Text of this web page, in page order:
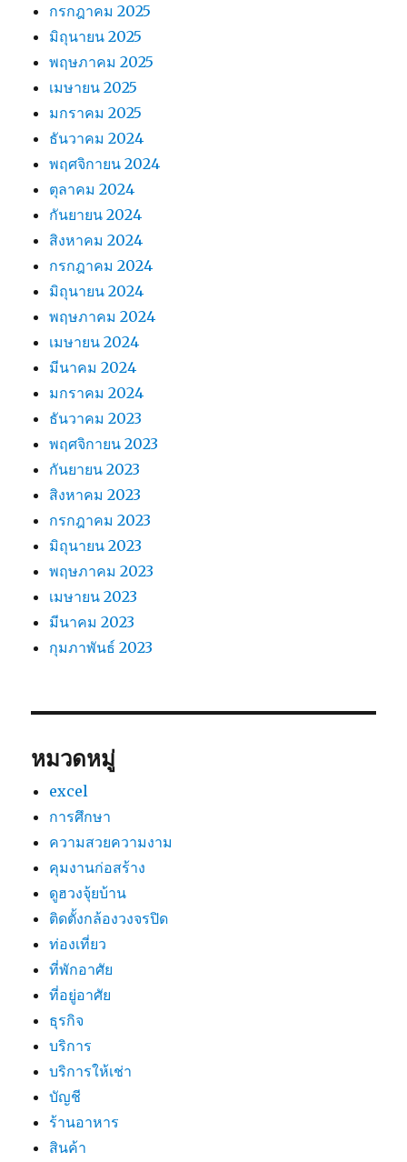
กรกฎาคม 2025
มิถุนายน 2025
พฤษภาคม 2025
เมษายน 2025
มกราคม 2025
ธันวาคม 2024
พฤศจิกายน 2024
ตุลาคม 2024
กันยายน 2024
สิงหาคม 2024
กรกฎาคม 2024
มิถุนายน 2024
พฤษภาคม 2024
เมษายน 2024
มีนาคม 2024
มกราคม 2024
ธันวาคม 2023
พฤศจิกายน 2023
กันยายน 2023
สิงหาคม 2023
กรกฎาคม 2023
มิถุนายน 2023
พฤษภาคม 2023
เมษายน 2023
มีนาคม 2023
กุมภาพันธ์ 2023
หมวดหมู่
excel
การศึกษา
ความสวยความงาม
คุมงานก่อสร้าง
ดูฮวงจุ้ยบ้าน
ติดตั้งกล้องวงจรปิด
ท่องเที่ยว
ที่พักอาศัย
ที่อยู่อาศัย
ธุรกิจ
บริการ
บริการให้เช่า
บัญชี
ร้านอาหาร
สินค้า